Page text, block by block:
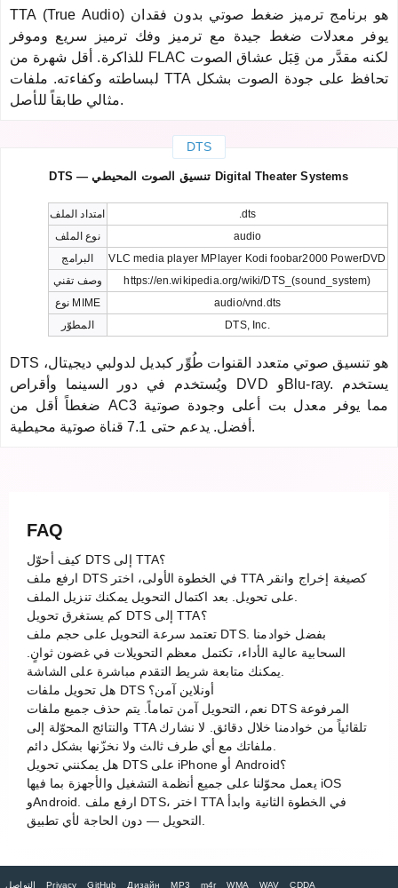
TTA (True Audio) هو برنامج ترميز ضغط صوتي بدون فقدان
يوفر معدلات ضغط جيدة مع ترميز وفك ترميز سريع وموفر
للذاكرة. أقل شهرة من FLAC لكنه مقدَّر من قِبَل عشاق الصوت
لبساطته وكفاءته. ملفات TTA تحافظ على جودة الصوت بشكل
مثالي طابقاً للأصل.
DTS
DTS — تنسيق الصوت المحيطي Digital Theater Systems
امتداد الملف
.dts
نوع الملف
audio
البرامج
VLC media player MPlayer Kodi foobar2000 PowerDVD
وصف تقني
https://en.wikipedia.org/wiki/DTS_(sound_system)
نوع MIME
audio/vnd.dts
المطوّر
DTS, Inc.
DTS هو تنسيق صوتي متعدد القنوات طُوِّر كبديل لدولبي ديجيتال،
ويُستخدم في دور السينما وأقراص DVD وBlu-ray. يستخدم
ضغطاً أقل من AC3 مما يوفر معدل بت أعلى وجودة صوتية
أفضل. يدعم حتى 7.1 قناة صوتية محيطية.
FAQ
كيف أحوّل DTS إلى TTA؟
ارفع ملف DTS في الخطوة الأولى، اختر TTA كصيغة إخراج وانقر
كم يستغرق تحويل DTS إلى TTA؟
تعتمد سرعة التحويل على حجم ملف DTS. بفضل خوادمنا
السحابية عالية الأداء، تكتمل معظم التحويلات في غضون ثوانٍ.
هل تحويل ملفات DTS أونلاين آمن؟
نعم، التحويل آمن تماماً. يتم حذف جميع ملفات DTS المرفوعة
والنتائج المحوّلة إلى TTA تلقائياً من خوادمنا خلال دقائق. لا نشارك
هل يمكنني تحويل DTS على iPhone أو Android؟
يعمل محوّلنا على جميع أنظمة التشغيل والأجهزة بما فيها iOS
وAndroid. ارفع ملف DTS، اختر TTA في الخطوة الثانية وابدأ
التواصل Privacy GitHub Дизайн MP3 m4r WMA WAV CDDA